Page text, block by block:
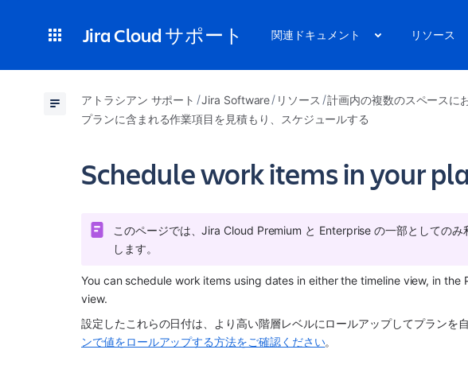
Jira Cloud サポート 関連ドキュメント リソース
アトラシアン サポート Jira Software リソース 計画内の複数のスペースに
プランに含まれる作業項目を見積もり、スケジュールする
Schedule work items in your
このページでは、Jira Cloud Premium と Enterprise の一部としての
します。
You can schedule work items using dates in either the timeline view, in
view.
設定したこれらの日付は、より高い階層レベルにロールアップしてプランを
ンで値をロールアップする方法をご確認ください。